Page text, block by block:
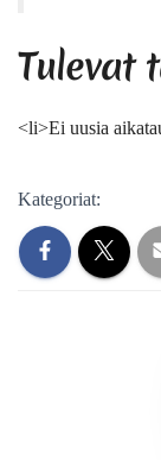
Tulevat
<li>Ei uusia
Kategoriat: